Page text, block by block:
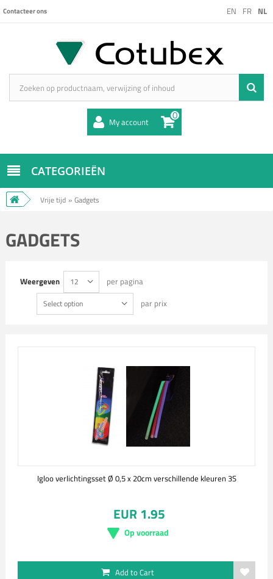
EN FR NL
Contacteer ons
My account 0
CATEGORIEËN
Vrije tijd » Gadgets
GADGETS
Weergeven 12 per pagina
Select option par prix
Igloo verlichtingsset Ø 0,5 x 20cm verschillende kleuren 3S
EUR 1.95
Op voorraad
Add to Cart